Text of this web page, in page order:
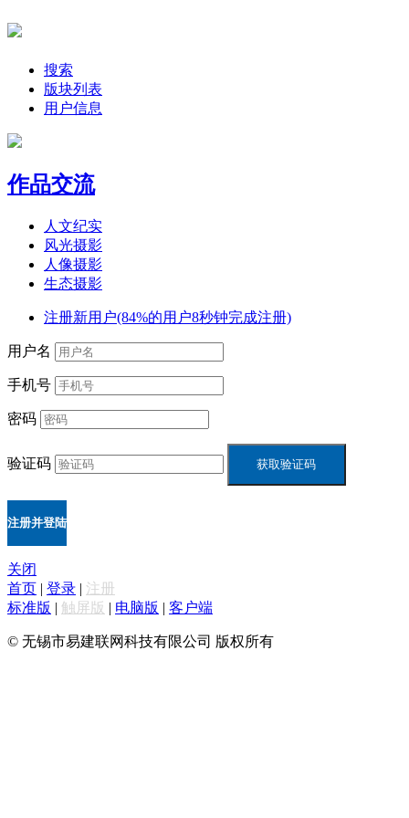
搜索
版块列表
用户信息
作品交流
人文纪实
风光摄影
人像摄影
生态摄影
注册新用户(84%的用户8秒钟完成注册)
用户名
手机号
密码
验证码
关闭
首页 | 登录 | 注册
标准版 | 触屏版 | 电脑版 | 客户端
© 无锡市易建联网科技有限公司 版权所有